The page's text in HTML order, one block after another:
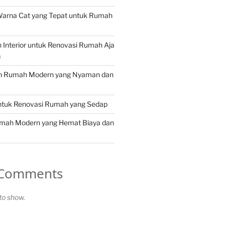
Cat yang Tepat untuk Rumah
Interior untuk Renovasi Rumah Aja
Rumah Modern yang Nyaman dan
Renovasi Rumah yang Sedap
Modern yang Hemat Biaya dan
show.